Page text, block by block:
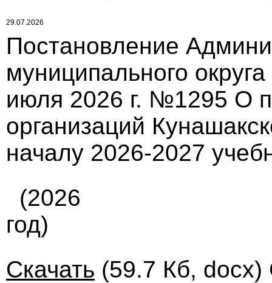
29.07.2026
Постановление
муниципального
июля 2026 г. №1295 О
организаций
началу 2026-2027
(2026
год)
Скачать (59.7 Кб, docx)